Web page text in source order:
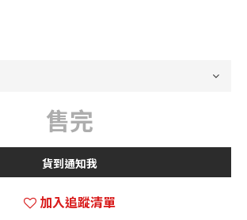
售完
貨到通知我
加入追蹤清單